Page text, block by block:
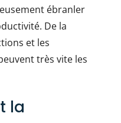
ébranler
De la
et les
très vite les
la